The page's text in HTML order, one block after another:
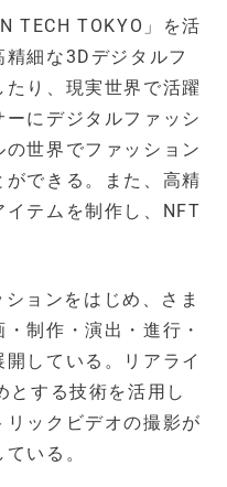
TECH TOKYO」を活
細な3Dデジタルフ
り、現実世界で活躍
にデジタルファッシ
世界でファッション
できる。また、高精
テムを制作し、NFT
ョンをはじめ、さま
制作・演出・進行・
している。リアライ
とする技術を活用し
ックビデオの撮影が
いる。